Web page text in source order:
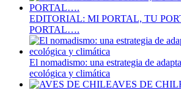
EDITORIAL: MI PORTAL, TU
PORTAL….
El nomadismo: una estrategia de
ecológica y climática
AVES DE